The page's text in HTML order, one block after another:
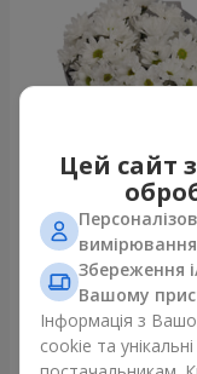
Букет "Кіото" з 5
хризантем
1 110 грн
Замовити
Цей сайт
Збереження
Вашому
Інформація з
cookie та